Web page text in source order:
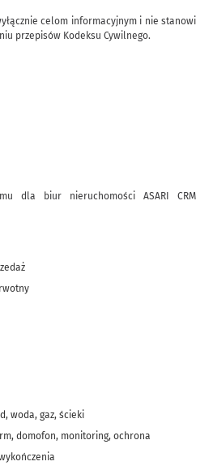
celom informacyjnym i nie stanowi
przepisów Kodeksu Cywilnego.
dla biur nieruchomości ASARI CRM
woda, gaz, ścieki
domofon, monitoring, ochrona